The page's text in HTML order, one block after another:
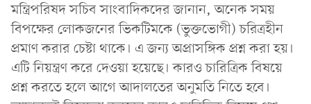
মন্ত্রিপরিষদ সচিব সাংবাদিকদের জানান, অনেক সময়
বিপক্ষের লোকজনের ভিকটিমকে (ভুক্তভোগী) চরিত্রহীন
প্রমাণ করার চেষ্টা থাকে। এ জন্য অপ্রাসঙ্গিক প্রশ্ন করা হয়।
এটি নিয়ন্ত্রণ করে দেওয়া হয়েছে। কারও চারিত্রিক বিষয়ে
প্রশ্ন করতে হলে আগে আদালতের অনুমতি নিতে হবে।